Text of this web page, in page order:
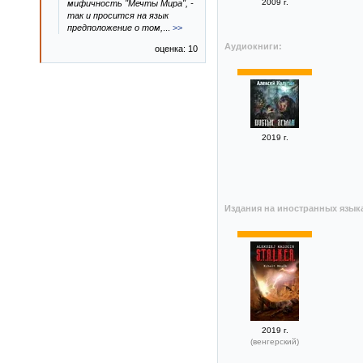
Аудиокниги:
2019 г.
Издания на иностранных
2019 г.
(венгерский)
мифичность "Мечты Мира", -
так и просится на язык
предположение о том,
>>
оценка: 10